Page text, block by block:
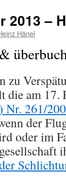
2013 –
Hänel
zu
die am
Nr. 261/
der
oder im